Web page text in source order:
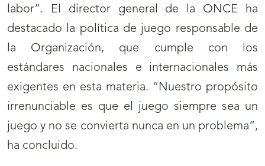
labor”. El director general de la ONCE ha
destacado la política de juego responsable de
la Organización, que cumple con los
estándares nacionales e internacionales más
exigentes en esta materia. “Nuestro propósito
irrenunciable es que el juego siempre sea un
juego y no se convierta nunca en un problema”,
ha concluido.